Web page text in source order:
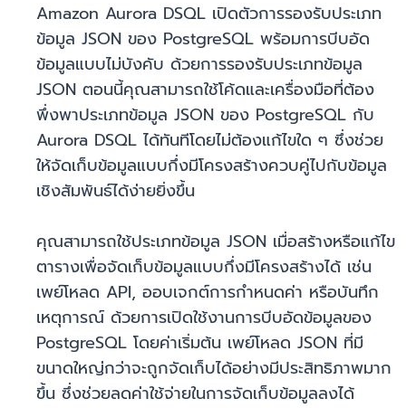
Amazon Aurora DSQL เปิดตัวการรองรับประเภท
ข้อมูล JSON ของ PostgreSQL พร้อมการบีบอัด
ข้อมูลแบบไม่บังคับ ด้วยการรองรับประเภทข้อมูล
JSON ตอนนี้คุณสามารถใช้โค้ดและเครื่องมือที่ต้อง
พึ่งพาประเภทข้อมูล JSON ของ PostgreSQL กับ
Aurora DSQL ได้ทันทีโดยไม่ต้องแก้ไขใด ๆ ซึ่งช่วย
ให้จัดเก็บข้อมูลแบบกึ่งมีโครงสร้างควบคู่ไปกับข้อมูล
เชิงสัมพันธ์ได้ง่ายยิ่งขึ้น
คุณสามารถใช้ประเภทข้อมูล JSON เมื่อสร้างหรือแก้ไข
ตารางเพื่อจัดเก็บข้อมูลแบบกึ่งมีโครงสร้างได้ เช่น
เพย์โหลด API, ออบเจกต์การกำหนดค่า หรือบันทึก
เหตุการณ์ ด้วยการเปิดใช้งานการบีบอัดข้อมูลของ
PostgreSQL โดยค่าเริ่มต้น เพย์โหลด JSON ที่มี
ขนาดใหญ่กว่าจะถูกจัดเก็บได้อย่างมีประสิทธิภาพมาก
ขึ้น ซึ่งช่วยลดค่าใช้จ่ายในการจัดเก็บข้อมูลลงได้